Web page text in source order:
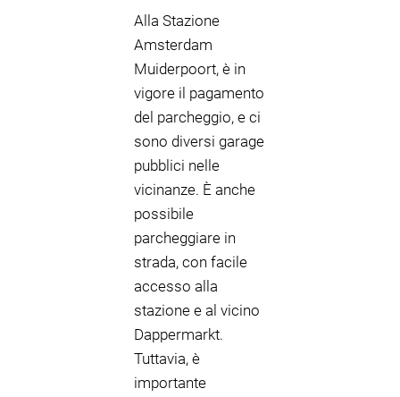
Alla Stazione
Amsterdam
Muiderpoort, è in
vigore il pagamento
del parcheggio, e ci
sono diversi garage
pubblici nelle
vicinanze. È anche
possibile
parcheggiare in
strada, con facile
accesso alla
stazione e al vicino
Dappermarkt.
Tuttavia, è
importante